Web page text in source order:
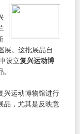
展。这批展品自
设立复兴运动博
兴运动博物馆进行
品，尤其是反映意